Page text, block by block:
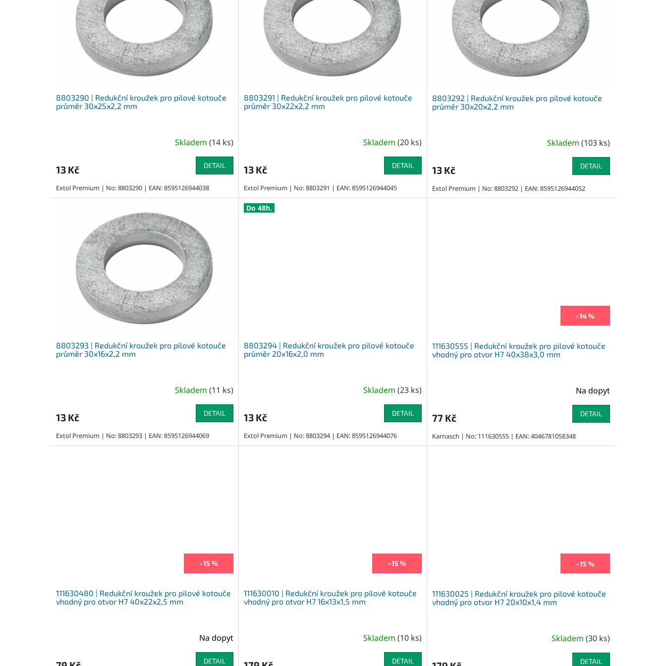
8803290 | Redukční kroužek pro pilové kotouče
průměr 30x25x2,2 mm
Skladem(14 ks)
13 Kč DETAIL
Extol Premium | No: 8803290 | EAN: 8595126944038
8803291 | Redukční kroužek pro pilové kotouče
průměr 30x22x2,2 mm
Skladem (20 ks)
13 Kč DETAIL
Extol Premium | No: 8803291 | EAN: 8595126944045
8803292 | Redukční kroužek pro pilové kotouče
průměr 30x20x2,2 mm
Skladem (103 ks)
13 Kč DETAIL
Extol Premium | No: 8803292 | EAN: 8595126944052
8803293 | Redukční kroužek pro pilové kotouče
průměr 30x16x2,2 mm
Skladem(11 ks)
13 Kč DETAIL
Extol Premium | No: 8803293 | EAN: 8595126944069
Do 48h.
8803294 | Redukční kroužek pro pilové kotouče
průměr 20x16x2,0 mm
Skladem (23 ks)
13 Kč DETAIL
Extol Premium | No: 8803294 | EAN: 8595126944076
–14 %
111630555 | Redukční kroužek pro pilové kotouče
vhodný pro otvor H7 40x38x3,0 mm
Na dopyt
77 Kč DETAIL
Karnasch | No: 111630555 | EAN: 4046781058348
–15 %
111630480 | Redukční kroužek pro pilové kotouče
vhodný pro otvor H7 40x22x2,5 mm
Na dopyt
DETAIL
–15 %
111630010 | Redukční kroužek pro pilové kotouče
vhodný pro otvor H7 16x13x1,5 mm
Skladem (10 ks)
DETAIL
–15 %
111630025 | Redukční kroužek pro pilové kotouče
vhodný pro otvor H7 20x10x1,4 mm
Skladem (30 ks)
DETAIL